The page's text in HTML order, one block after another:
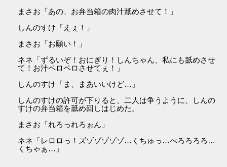
まさお「あの、お弁当箱の肉汁舐めさせて！」
しんのすけ「えぇ！」
まさお「お願い！」
ネネ「ずるいぞ！おにぎり！しんちゃん、私にも舐めさせ
て！お汁ペロペロさせてぇ！」
しんのすけ「ま、まあいいけど…」
しんのすけの許可が下りると、二人は争うように、しんの
すけの弁当箱を舐め回しはじめた。
まさお「れろっれろぉん」
ネネ「レロロっ！ズゾゾゾゾゾ…くちゅっ…ぺろろろろ…
くちゃぁ…」